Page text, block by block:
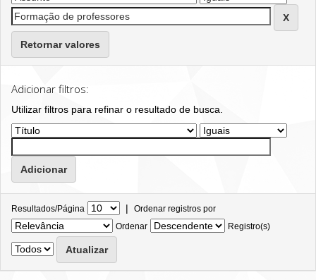
Retornar valores
Adicionar filtros:
Utilizar filtros para refinar o resultado de busca.
Resultados/Página | Ordenar registros por
Ordenar
Registro(s)